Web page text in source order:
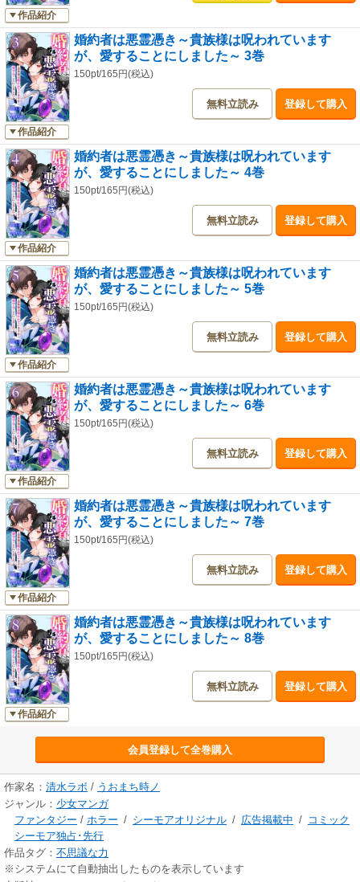
作品紹介
作品紹介
婚約者は悪霊憑き～貴族様は呪われています
が、愛することにしました～ 3巻
150pt/165円(税込)
無料立読み 登録して購入
作品紹介
婚約者は悪霊憑き～貴族様は呪われています
が、愛することにしました～ 4巻
150pt/165円(税込)
無料立読み 登録して購入
作品紹介
婚約者は悪霊憑き～貴族様は呪われています
が、愛することにしました～ 5巻
150pt/165円(税込)
無料立読み 登録して購入
作品紹介
婚約者は悪霊憑き～貴族様は呪われています
が、愛することにしました～ 6巻
150pt/165円(税込)
無料立読み 登録して購入
作品紹介
婚約者は悪霊憑き～貴族様は呪われています
が、愛することにしました～ 7巻
150pt/165円(税込)
無料立読み 登録して購入
作品紹介
婚約者は悪霊憑き～貴族様は呪われています
が、愛することにしました～ 8巻
150pt/165円(税込)
無料立読み 登録して購入
会員登録して全巻購入
作家名： 清水ラボ / うおまち時ノ
ジャンル： 少女マンガ
ファンタジー / ホラー / シーモアオリジナル / 広告掲載中 / コミック
シーモア独占･先行
作品タグ： 不思議な力
※システムにて自動抽出したものを表示しています